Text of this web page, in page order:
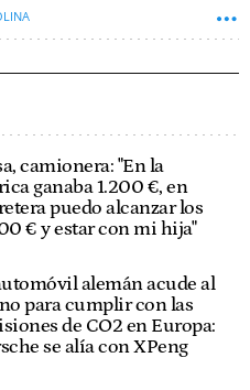
camionera: "En la
ganaba 1.200 €, en
puedo alcanzar los
€ y estar con mi hija"
alemán acude al
para cumplir con las
de CO2 en Europa:
se alía con XPeng